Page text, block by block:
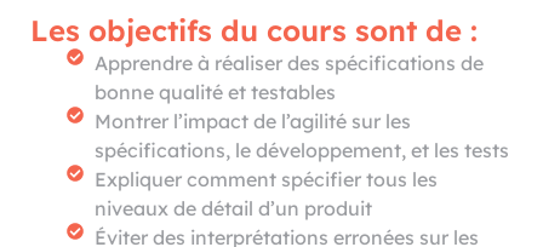
Les objectifs du cours sont de :
Apprendre à réaliser des spécifications de
bonne qualité et testables
Montrer l’impact de l’agilité sur les
spécifications, le développement, et les tests
Expliquer comment spécifier tous les
niveaux de détail d’un produit
Éviter des interprétations erronées sur les